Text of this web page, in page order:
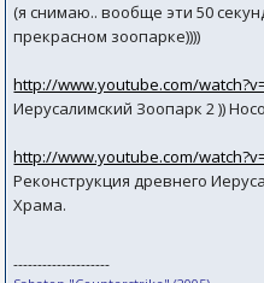
(я снимаю.. вообще эти 50
прекрасном зоопарке))))
http://www.youtube.com/
Иерусалимский Зоопарк 2 ))
http://www.youtube.com/
Реконструкция древнего
Храма.
--------------------